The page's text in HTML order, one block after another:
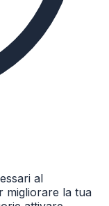
al
migliorare la tua